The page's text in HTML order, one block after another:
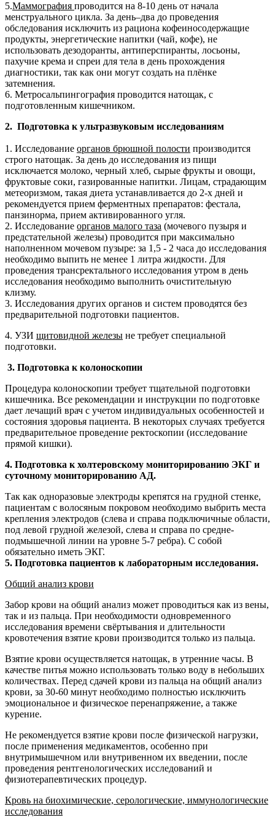
5.Маммография проводится на 8-10 день от начала
менструального цикла. За день–два до проведения
обследования исключить из рациона кофеиносодержащие
продукты, энергетические напитки (чай, кофе), не
использовать дезодоранты, антиперспиранты, лосьоны,
пахучие крема и спреи для тела в день прохождения
диагностики, так как они могут создать на плёнке
затемнения.
6. Метросальпингография проводится натощак, с
подготовленным кишечником.
2. Подготовка к ультразвуковым исследованиям
1. Исследование органов брюшной полости производится
строго натощак. За день до исследования из пищи
исключается молоко, черный хлеб, сырые фрукты и овощи,
фруктовые соки, газированные напитки. Лицам, страдающим
метеоризмом, такая диета устанавливается до 2-х дней и
рекомендуется прием ферментных препаратов: фестала,
панзинорма, прием активированного угля.
2. Исследование органов малого таза (мочевого пузыря и
предстательной железы) проводится при максимально
наполненном мочевом пузыре: за 1,5 - 2 часа до исследования
необходимо выпить не менее 1 литра жидкости. Для
проведения трансректального исследования утром в день
исследования необходимо выполнить очистительную
клизму.
3. Исследования других органов и систем проводятся без
предварительной подготовки пациентов.
4. УЗИ щитовидной железы не требует специальной
подготовки.
3. Подготовка к колоноскопии
Процедура колоноскопии требует тщательной подготовки
кишечника. Все рекомендации и инструкции по подготовке
дает лечащий врач с учетом индивидуальных особенностей и
состояния здоровья пациента. В некоторых случаях требуется
предварительное проведение ректоскопии (исследование
прямой кишки).
4. Подготовка к холтеровскому мониторированию ЭКГ и
суточному мониторированию АД.
Так как одноразовые электроды крепятся на грудной стенке,
пациентам с волосяным покровом необходимо выбрить места
крепления электродов (слева и справа подключичные области,
под левой грудной железой, слева и справа по средне-
подмышечной линии на уровне 5-7 ребра). С собой
обязательно иметь ЭКГ.
5. Подготовка пациентов к лабораторным исследования.
Общий анализ крови
Забор крови на общий анализ может проводиться как из вены,
так и из пальца. При необходимости одновременного
исследования времени свёртывания и длительности
кровотечения взятие крови производится только из пальца.
Взятие крови осуществляется натощак, в утренние часы. В
качестве питья можно использовать только воду в небольших
количествах. Перед сдачей крови из пальца на общий анализ
крови, за 30-60 минут необходимо полностью исключить
эмоциональное и физическое перенапряжение, а также
курение.
Не рекомендуется взятие крови после физической нагрузки,
после применения медикаментов, особенно при
внутримышечном или внутривенном их введении, после
проведения рентгенологических исследований и
физиотерапевтических процедур.
Кровь на биохимические, серологические, иммунологические
исследования